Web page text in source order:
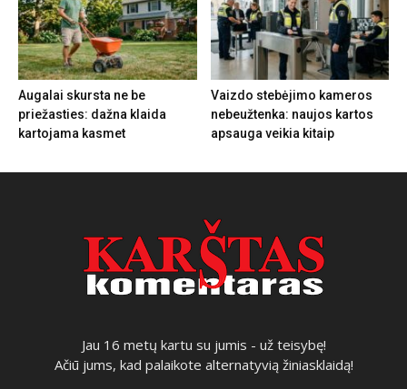
Augalai skursta ne be
priežasties: dažna klaida
kartojama kasmet
Vaizdo stebėjimo kameros
nebeužtenka: naujos kartos
apsauga veikia kitaip
Jau 16 metų kartu su jumis - už teisybę!
Ačiū jums, kad palaikote alternatyvią žiniasklaidą!